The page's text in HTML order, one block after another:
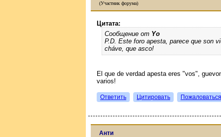
(Участник форума)
Цитата:
Сообщение от Yo
P.D. Este foro apesta, parece que son
cháve, que asco!
El que de verdad apesta eres "vos",
varios!
Ответить Цитировать Пожаловаться
Анти